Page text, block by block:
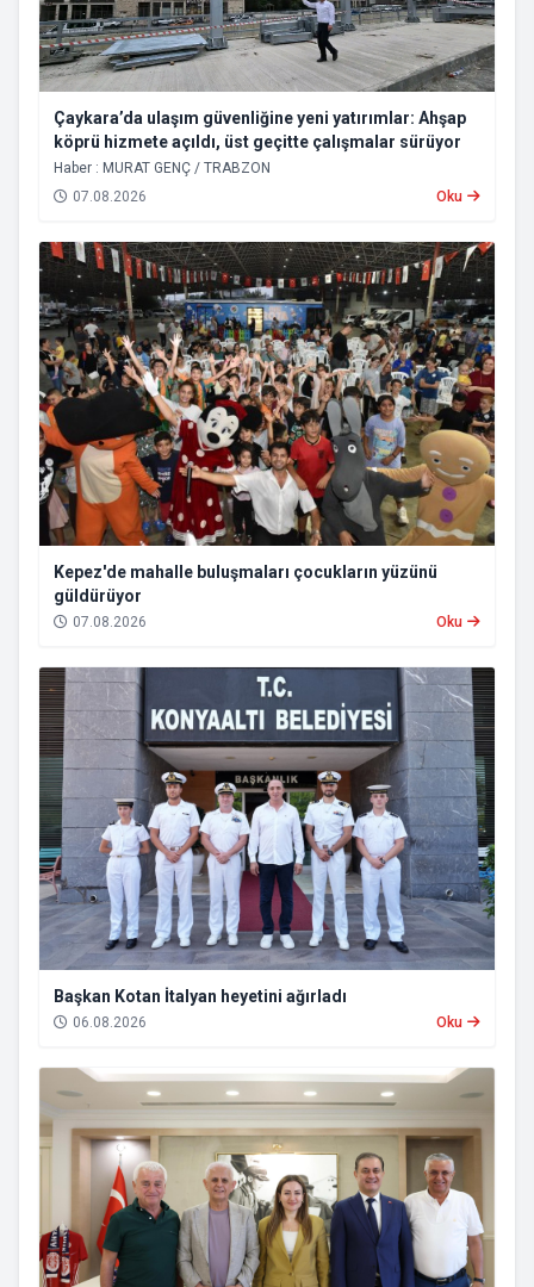
Çaykara’da ulaşım güvenliğine yeni yatırımlar: Ahşap
köprü hizmete açıldı, üst geçitte çalışmalar sürüyor
Haber : MURAT GENÇ / TRABZON
07.08.2026
Oku
Kepez'de mahalle buluşmaları çocukların yüzünü
güldürüyor
07.08.2026 Oku
Başkan Kotan İtalyan heyetini ağırladı
06.08.2026 Oku